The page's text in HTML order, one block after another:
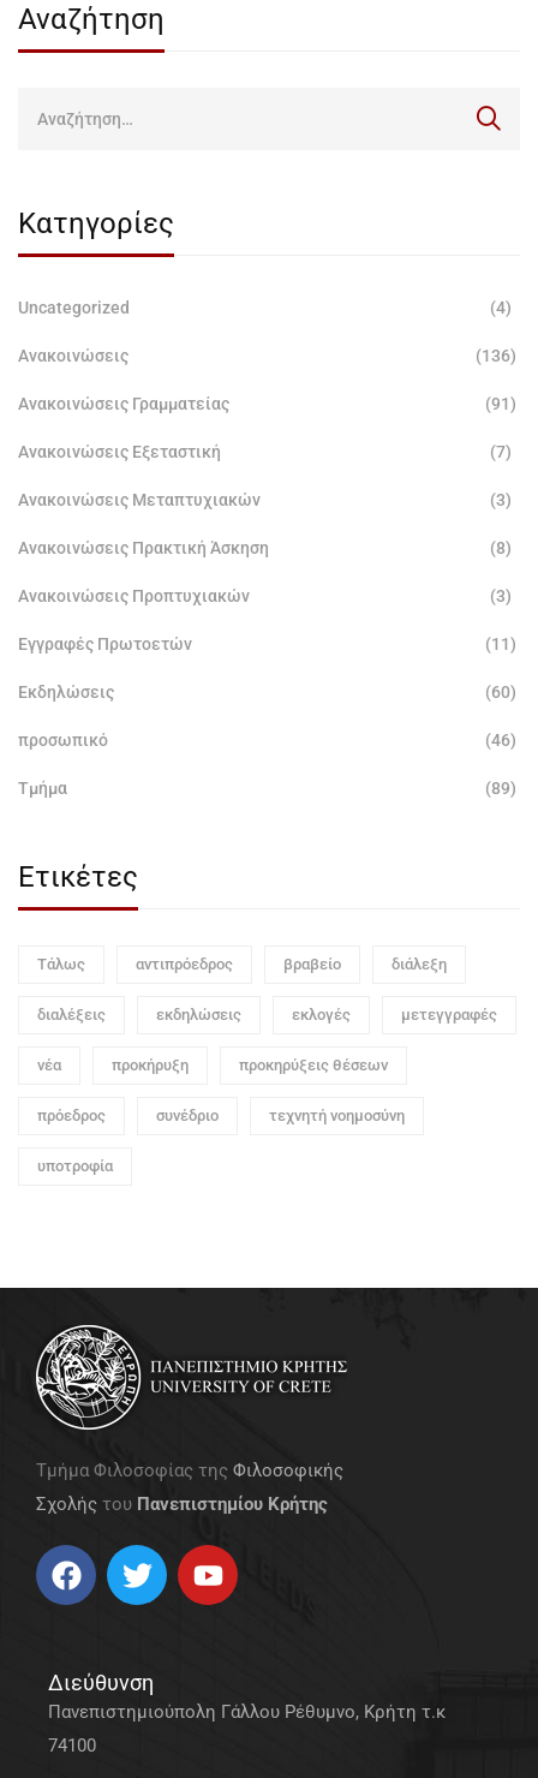
Αναζήτηση
Κατηγορίες
Uncategorized (4)
Ανακοινώσεις (136)
Ανακοινώσεις Γραμματείας (91)
Ανακοινώσεις Εξεταστική (7)
Ανακοινώσεις Μεταπτυχιακών (3)
Ανακοινώσεις Πρακτική Άσκηση (8)
Ανακοινώσεις Προπτυχιακών (3)
Εγγραφές Πρωτοετών (11)
Εκδηλώσεις (60)
προσωπικό (46)
Τμήμα (89)
Ετικέτες
Τάλως αντιπρόεδρος βραβείο διάλεξη
διαλέξεις εκδηλώσεις εκλογές μετεγγραφές
νέα προκήρυξη προκηρύξεις θέσεων
πρόεδρος συνέδριο τεχνητή νοημοσύνη
υποτροφία
Τμήμα Φιλοσοφίας της Φιλοσοφικής
Σχολής του Πανεπιστημίου Κρήτης
Διεύθυνση
Πανεπιστημιούπολη Γάλλου Ρέθυμνο, Κρήτη τ.κ
74100